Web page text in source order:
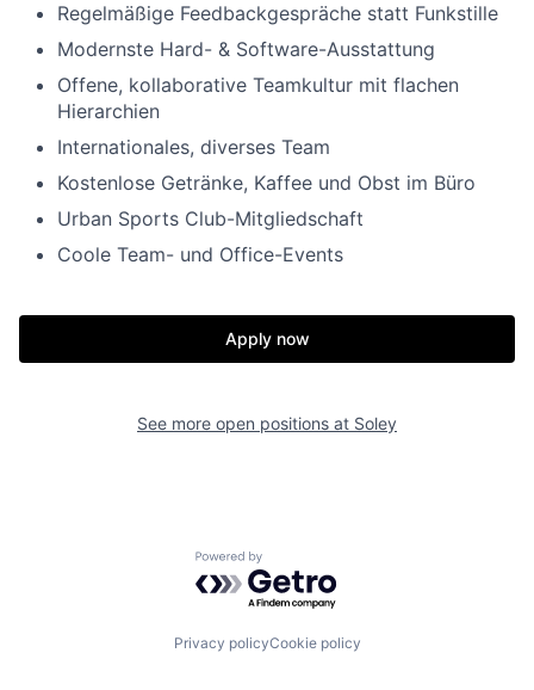
Regelmäßige Feedbackgespräche statt Funkstille
Modernste Hard- & Software-Ausstattung
Offene, kollaborative Teamkultur mit flachen
Hierarchien
Internationales, diverses Team
Kostenlose Getränke, Kaffee und Obst im Büro
Urban Sports Club-Mitgliedschaft
Coole Team- und Office-Events
Apply now
See more open positions at Soley
Powered by Getro.com
Privacy policyCookie policy